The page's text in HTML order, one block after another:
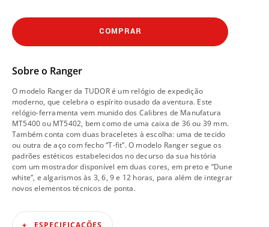
COMPRAR
Sobre o Ranger
O modelo Ranger da TUDOR é um relógio de expedição
moderno, que celebra o espírito ousado da aventura. Este
relógio-ferramenta vem munido dos Calibres de Manufatura
MT5400 ou MT5402, bem como de uma caixa de 36 ou 39 mm.
Também conta com duas braceletes à escolha: uma de tecido
ou outra de aço com fecho “T-fit”. O modelo Ranger segue os
padrões estéticos estabelecidos no decurso da sua história
com um mostrador disponível em duas cores, em preto e “Dune
white”, e algarismos às 3, 6, 9 e 12 horas, para além de integrar
novos elementos técnicos de ponta.
ESPECIFICAÇÕES